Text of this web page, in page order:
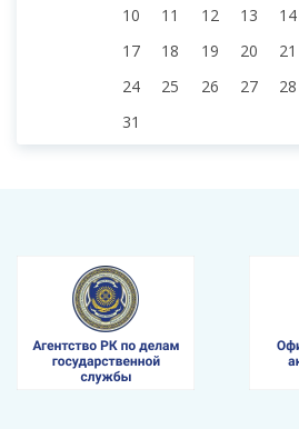
10
11 12 13 14
17
18 19 20 21
24
25 26 27 28
31